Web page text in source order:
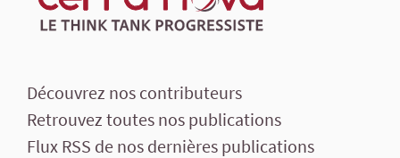
Découvrez nos contributeurs
Retrouvez toutes nos publications
Flux RSS de nos dernières publications